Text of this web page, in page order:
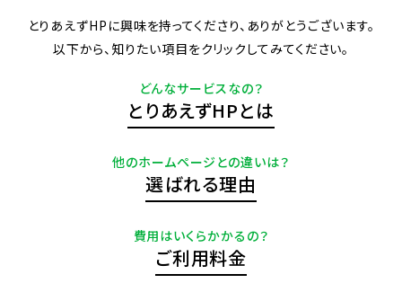
とりあえずHPに興味を持ってくださり、ありがとうございます。
以下から、知りたい項目をクリックしてみてください。
どんなサービスなの？
とりあえずHPとは
他のホームページとの違いは？
選ばれる理由
費用はいくらかかるの？
ご利用料金